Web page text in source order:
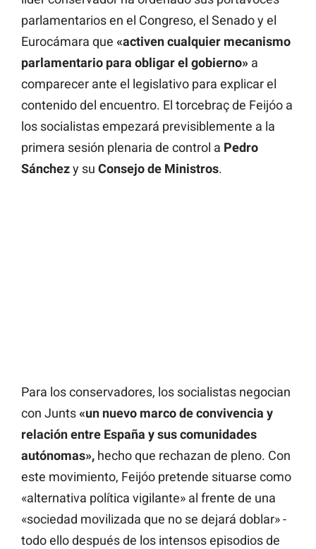
parlamentarios en el Congreso, el Senado y el
Eurocámara que «activen cualquier mecanismo
parlamentario para obligar el gobierno» a
comparecer ante el legislativo para explicar el
contenido del encuentro. El torcebraç de Feijóo a
los socialistas empezará previsiblemente a la
primera sesión plenaria de control a Pedro
Sánchezy su Consejo de Ministros.
Para los conservadores, los socialistas negocian
con Junts«un nuevo marco de convivencia y
relación entre España y sus comunidades
autónomas», hecho que rechazan de pleno. Con
este movimiento, Feijóo pretende situarse como
«alternativa política vigilante» al frente de una
«sociedad movilizada que no se dejará doblar» -
todo ello después de los intensos episodios de